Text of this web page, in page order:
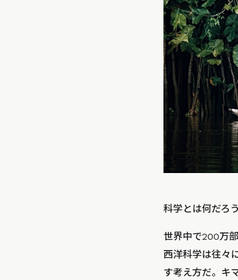
科学とは何だろ
世界中で200万
西洋科学は往々
す考え方だ。キ